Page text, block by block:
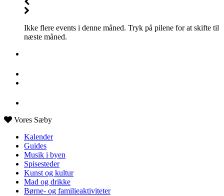
Ikke flere events i denne måned. Tryk på pilene for at skifte til
næste måned.
Vores Sæby
Kalender
Guides
Musik i byen
Spisesteder
Kunst og kultur
Mad og drikke
Børne- og familieaktiviteter